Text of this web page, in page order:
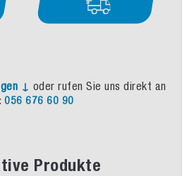
↓ oder rufen Sie uns direkt an
056 676 60 90
Produkte